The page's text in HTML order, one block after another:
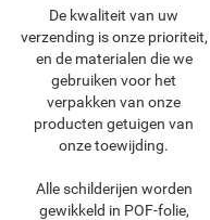
De kwaliteit van uw
verzending is onze prioriteit,
en de materialen die we
gebruiken voor het
verpakken van onze
producten getuigen van
onze toewijding.
Alle schilderijen worden
gewikkeld in POF-folie,